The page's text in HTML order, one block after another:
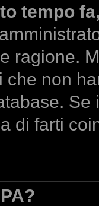
tempo
ragione.
che non
Se
di farti